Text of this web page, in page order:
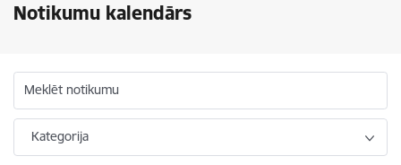
Notikumu kalendārs
Meklēt notikumu
Kategorija